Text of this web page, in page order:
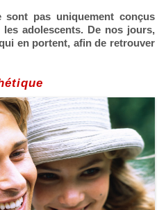
sont pas uniquement conçus
adolescents. De nos jours,
en portent, afin de retrouver